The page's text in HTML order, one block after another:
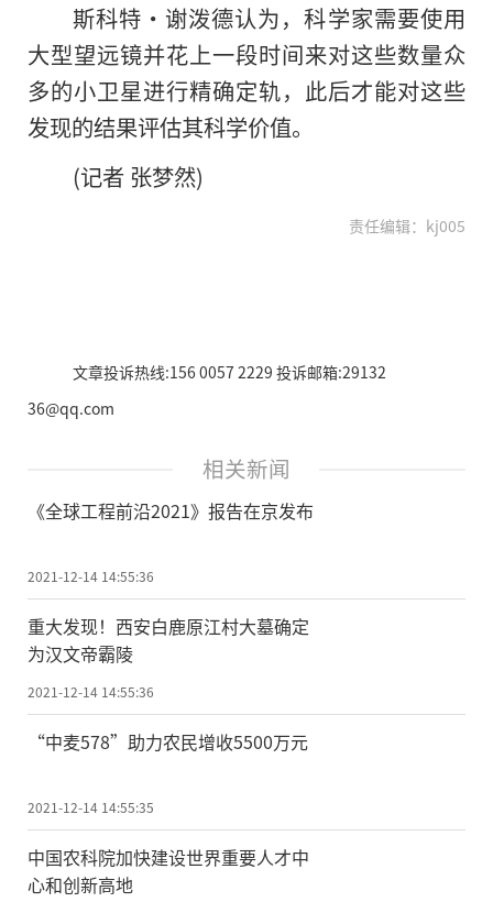
斯科特·谢泼德认为，科学家需要使用
大型望远镜并花上一段时间来对这些数量众
多的小卫星进行精确定轨，此后才能对这些
发现的结果评估其科学价值。
(记者 张梦然)
责任编辑：kj005
文章投诉热线:156 0057 2229 投诉邮箱:29132
36@qq.com
相关新闻
《全球工程前沿2021》报告在京发布
2021-12-14 14:55:36
重大发现！西安白鹿原江村大墓确定
为汉文帝霸陵
2021-12-14 14:55:36
“中麦578”助力农民增收5500万元
2021-12-14 14:55:35
中国农科院加快建设世界重要人才中
心和创新高地